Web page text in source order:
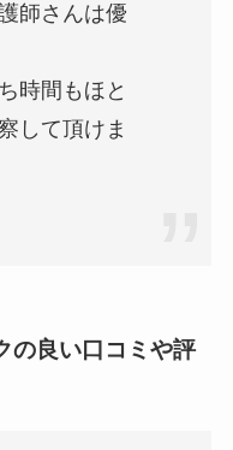
師さんは優
時間もほと
して頂けま
の良い口コミや評